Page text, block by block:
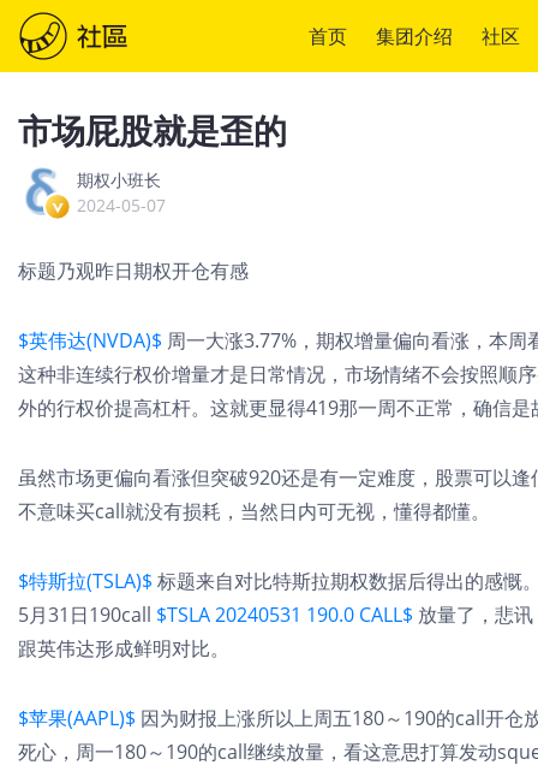
首页 集团介绍 社区
市场屁股就是歪的
期权小班长
2024-05-07
标题乃观昨日期权开仓有感
$英伟达(NVDA)$ 周一大涨3.77%，期权增量偏向看涨，本
这种非连续行权价增量才是日常情况，市场情绪不会按照顺
外的行权价提高杠杆。这就更显得419那一周不正常，确信是
虽然市场更偏向看涨但突破920还是有一定难度，股票可以
不意味买call就没有损耗，当然日内可无视，懂得都懂。
$特斯拉(TSLA)$ 标题来自对比特斯拉期权数据后得出的感慨
5月31日190call $TSLA 20240531 190.0 CALL$ 放量了，悲
跟英伟达形成鲜明对比。
$苹果(AAPL)$ 因为财报上涨所以上周五180～190的call开仓
死心，周一180～190的call继续放量，看这意思打算发动